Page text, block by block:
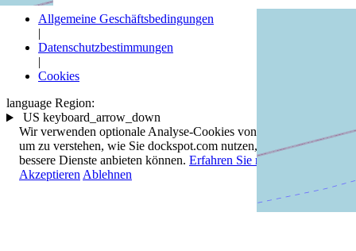
Allgemeine Geschäftsbedingungen
|
Datenschutzbestimmungen
|
Cookies
language Region:
US keyboard_arrow_down
Wir verwenden optionale Analyse-Cookies von Drittanbietern,
um zu verstehen, wie Sie dockspot.com nutzen, damit wir
bessere Dienste anbieten können. Erfahren Sie mehr
Akzeptieren Ablehnen